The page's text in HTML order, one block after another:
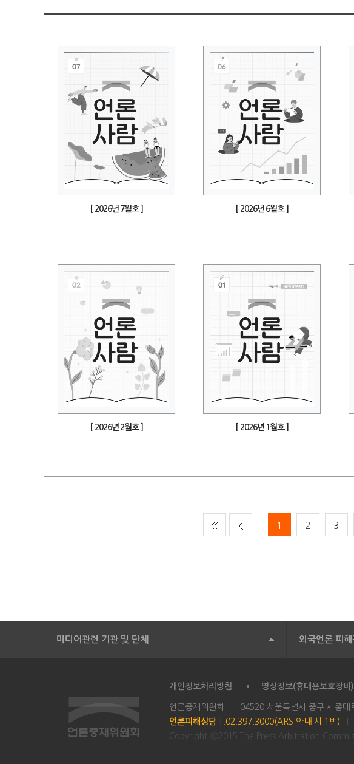
[ 2026년 7월호 ] [ 2026년 6월호 ]
[ 2026년 2월호 ] [ 2026년 1월호 ]
1 2 3
미디어관련 기관 및 단체 외국언론 피
개인정보처리방침 영상정보(휴대용보호장비)
언론중재위원회 04520 서울특별시 중구 세종
언론피해상담 T.02.397.3000(ARS 안내 시 1번)
Copyright ⓒ2015 The Press Arbitration